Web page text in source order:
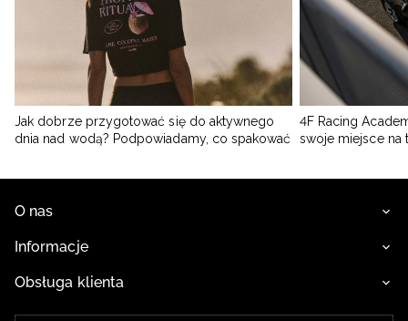
Jak dobrze przygotować się do aktywnego
dnia nad wodą? Podpowiadamy, co spakować
4F Racing
swoje miejsce na
O nas
Informacje
Obsługa klienta